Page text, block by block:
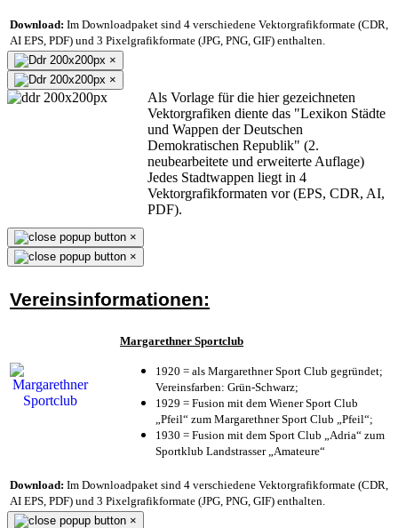
Download: Im Downloadpaket sind 4 verschiedene Vektorgrafikformate (CDR,
AI EPS, PDF) und 3 Pixelgrafikformate (JPG, PNG, GIF) enthalten.
×
×
Als Vorlage für die hier gezeichneten
Vektorgrafiken diente das "Lexikon Städte
und Wappen der Deutschen
Demokratischen Republik" (2.
neubearbeitete und erweiterte Auflage)
Jedes Stadtwappen liegt in 4
Vektorgrafikformaten vor (EPS, CDR, AI,
PDF).
×
×
Vereinsinformationen:
Margarethner Sportclub
1920 = als Margarethner Sport Club gegründet;
Vereinsfarben: Grün-Schwarz;
1929 = Fusion mit dem Wiener Sport Club
„Pfeil“ zum Margarethner Sport Club „Pfeil“;
1930 = Fusion mit dem Sport Club „Adria“ zum
Sportklub Landstrasser „Amateure“
Download: Im Downloadpaket sind 4 verschiedene Vektorgrafikformate (CDR,
AI EPS, PDF) und 3 Pixelgrafikformate (JPG, PNG, GIF) enthalten.
×